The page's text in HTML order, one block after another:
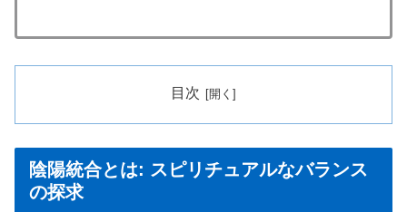
目次
陰陽統合とは: スピリチュアルなバランス
の探求